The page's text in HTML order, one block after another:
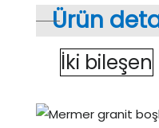
Ürün
İki bileşen